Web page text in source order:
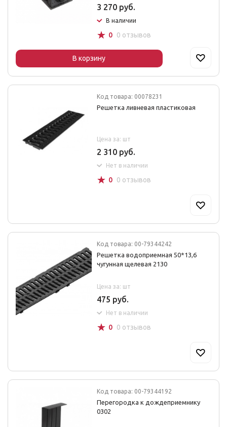
3 270 руб.
В наличии
☆ 0 0 отзывов
В корзину
Код товара: 00078231
Решетка ливневая пластиковая
Цена за: шт
2 310 руб.
Нет в наличии
☆ 0 0 отзывов
Код товара: 00-79344242
Решетка водоприемная 50*13,6
чугунная щелевая 2130
Цена за: шт
475 руб.
Нет в наличии
☆ 0 0 отзывов
Код товара: 00-79344192
Перегородка к дождеприемнику
0302